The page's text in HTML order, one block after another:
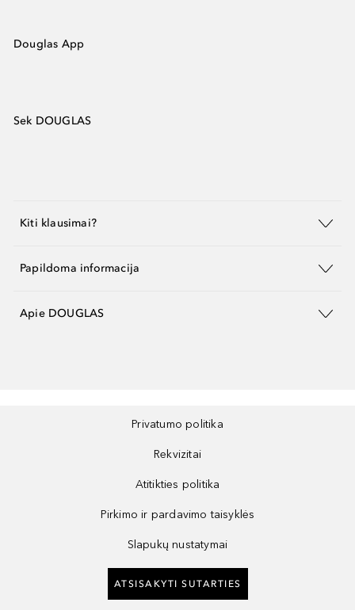
Douglas App
Sek DOUGLAS
Kiti klausimai?
Papildoma informacija
Apie DOUGLAS
Privatumo politika
Rekvizitai
Atitikties politika
Pirkimo ir pardavimo taisyklės
Slapukų nustatymai
ATSISAKYTI SUTARTIES